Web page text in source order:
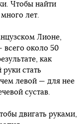
Чтобы найти
лет.
Лионе,
всего около 50
как
стать
левой — для нее
сустав.
двигать руками,